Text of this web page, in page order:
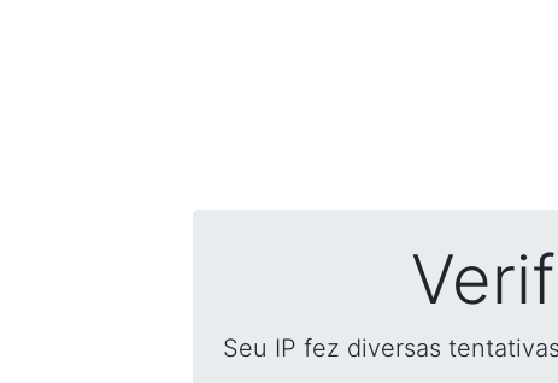
Seu IP fez diversas